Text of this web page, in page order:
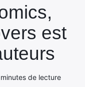
est
de lecture